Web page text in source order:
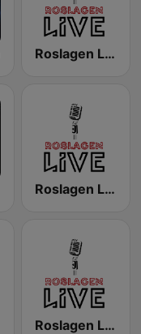
Roslagen Live
Roslagen Live Club Radio
Roslagen Live DJ